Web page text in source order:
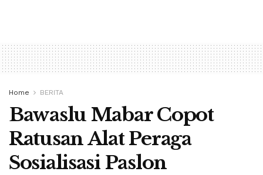
Home BERITA
Bawaslu Mabar Copot
Ratusan Alat Peraga
Sosialisasi Paslon